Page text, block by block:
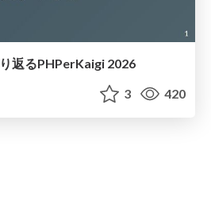
返るPHPerKaigi 2026
3 420